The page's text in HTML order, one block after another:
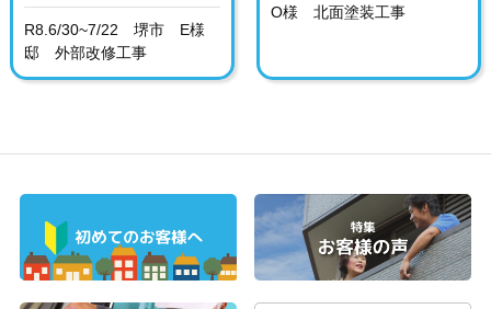
R8.6/30~7/22 堺市 E様
邸 外部改修工事
O様 北面塗装工事